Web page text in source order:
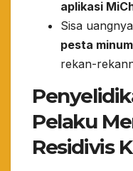
aplikasi
​Sisa
pesta
rekan-
Pelaku
Residivis